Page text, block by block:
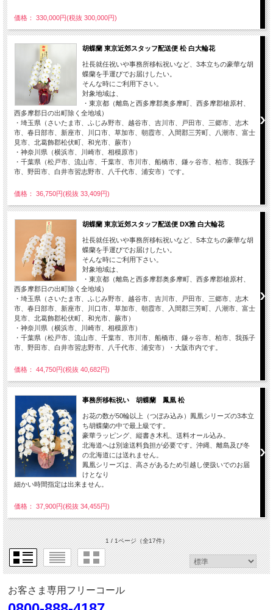
価格： 330,000円(税抜 300,000円)
胡蝶蘭 東京近郊スタッフ配送便 松 白大輪花
社長就任祝いや事務所移転祝いなど、3本立ちの豪華な胡
蝶蘭を手運びでお届けしたい。
そんな時にご利用下さい。
対象地域は、
・東京都（離島と西多摩郡奥多摩町、西多摩郡槍原村、
西多摩郡日の出町除く全地域）
・埼玉県（さいたま市、ふじみ野市、越谷市、吉川市、戸田市、三郷市、志木
市、春日部市、新座市、川口市、草加市、朝霞市、入間郡三芳町、八潮市、富士
見市、北葛飾郡松伏町、和光市、蕨市）
・神奈川県（横浜市、川崎市、相模原市）
・千葉県（松戸市、流山市、千葉市、市川市、船橋市、鎌ヶ谷市、柏市、我孫子
市、野田市、白井市習志野市、八千代市、浦安市）です。
価格： 36,750円(税抜 33,409円)
胡蝶蘭 東京近郊スタッフ配送便 DX雅 白大輪花
社長就任祝いや事務所移転祝いなど、5本立ちの豪華な胡
蝶蘭を手運びでお届けしたい。
そんな時にご利用下さい。
対象地域は、
・東京都（離島と西多摩郡奥多摩町、西多摩郡槍原村、
西多摩郡日の出町除く全地域）
・埼玉県（さいたま市、ふじみ野市、越谷市、吉川市、戸田市、三郷市、志木
市、春日部市、新座市、川口市、草加市、朝霞市、入間郡三芳町、八潮市、富士
見市、北葛飾郡松伏町、和光市、蕨市）
・神奈川県（横浜市、川崎市、相模原市）
・千葉県（松戸市、流山市、千葉市、市川市、船橋市、鎌ヶ谷市、柏市、我孫子
市、野田市、白井市習志野市、八千代市、浦安市）・大阪市内です。
価格： 44,750円(税抜 40,682円)
事務所移転祝い 胡蝶蘭 鳳凰 松
お花の数が50輪以上（つぼみ込み）鳳凰シリーズの3本立
ち胡蝶蘭の中で最上級です。
豪華ラッピング、縦書き木札、送料オール込み。
北海道へは別途送料負担が必要です。沖縄、離島及び冬
の北海道には送れません。
鳳凰シリーズは、高さがあるため引越し便扱いでのお届
けとなり
細かい時間指定は出来ません。
価格： 37,900円(税抜 34,455円)
1 / 1ページ（全17件）
お客さま専用フリーコール